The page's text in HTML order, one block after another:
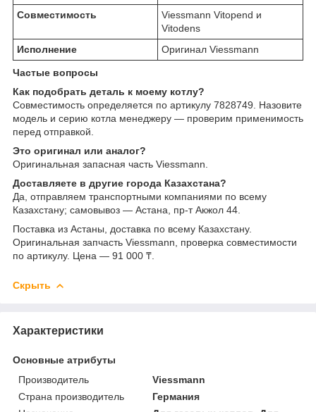
Совместимость
Viessmann Vitopend и
Vitodens
Исполнение
Оригинал Viessmann
Частые вопросы
Как подобрать деталь к моему котлу?
Совместимость определяется по артикулу 7828749. Назовите
модель и серию котла менеджеру — проверим применимость
перед отправкой.
Это оригинал или аналог?
Оригинальная запасная часть Viessmann.
Доставляете в другие города Казахстана?
Да, отправляем транспортными компаниями по всему
Казахстану; самовывоз — Астана, пр-т Акжол 44.
Поставка из Астаны, доставка по всему Казахстану.
Оригинальная запчасть Viessmann, проверка совместимости
по артикулу. Цена — 91 000 ₸.
Скрыть
Характеристики
Основные атрибуты
Производитель
Viessmann
Страна производитель
Германия